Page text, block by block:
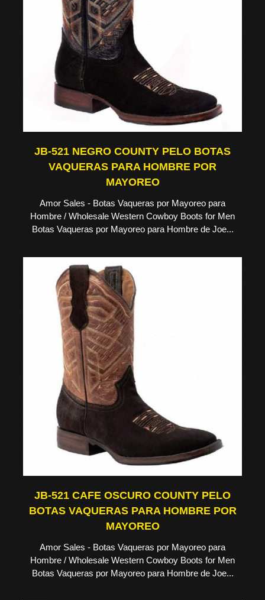
JB-521 NEGRO COUNTY PELO BOTAS
VAQUERAS PARA HOMBRE POR
MAYOREO
Amor Sales - Botas Vaqueras por Mayoreo para
Hombre / Wholesale Western Cowboy Boots for Men
Botas Vaqueras por Mayoreo para Hombre de Joe...
JB-521 CAFE OSCURO COUNTY PELO
BOTAS VAQUERAS PARA HOMBRE POR
MAYOREO
Amor Sales - Botas Vaqueras por Mayoreo para
Hombre / Wholesale Western Cowboy Boots for Men
Botas Vaqueras por Mayoreo para Hombre de Joe...